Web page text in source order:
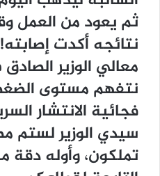
ثم يعود من العمل
نتائجه أكدت
معالي الوزير
نتفهم مستوى
فجائية الانتشار
سيدي الوزير لستم
تملكون، وأوله دقة